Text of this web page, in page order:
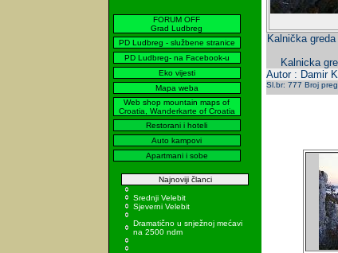
FORUM OFF
Grad Ludbreg
PD Ludbreg - službene stranice
PD Ludbreg- na Facebook-u
Eko vijesti
Mapa weba
Web shop mountain maps of
Croatia, Wanderkarte of Croatia
Restorani i hoteli
Auto kampovi
Apartmani i sobe
Najnoviji članci
Srednji Velebit
Sjeverni Velebit
Dramatično u snježnoj mećavi
na 2500 ndm
Kalnička
Kalnicka
Autor : Damir
Sl.br: 777 Broj